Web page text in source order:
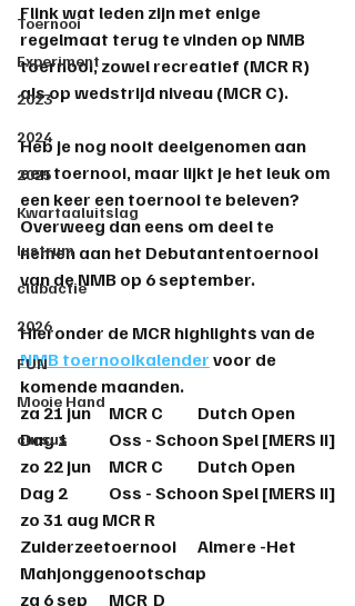
Toernooi
Experiment
2023
2024
2025
Kwartaaluitslag
lustrum
clubactie
2026
FUN
Mooie Hand
cursus
Flink wat leden zijn met enige
regelmaat terug te vinden op NMB
toernooi, zowel recreatief (MCR R)
als op wedstrijd niveau (MCR C).
Heb je nog nooit deelgenomen aan
een toernooi, maar lijkt je het leuk om
een keer een toernooi te beleven?
Overweeg dan eens om deel te
nemen aan het Debutantentoernooi
van de NMB op 6 september.
Hieronder de MCR highlights van de
NMB toernooikalender voor de
komende maanden.
za 21 jun	MCR C	Dutch Open
Dag 1	Oss - Schoon Spel [MERS II]
zo 22 jun	MCR C	Dutch Open
Dag 2	Oss - Schoon Spel [MERS II]
zo 31 aug MCR R
Zuiderzeetoernooi	Almere -Het
Mahjonggenootschap
za 6 sep	MCR	D